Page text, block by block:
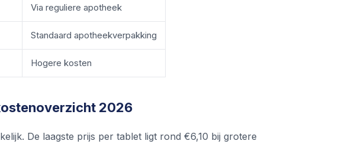
Via reguliere apotheek
Standaard apotheekverpakking
Hogere kosten
2026
De laagste prijs per tablet ligt rond €6,10 bij grotere